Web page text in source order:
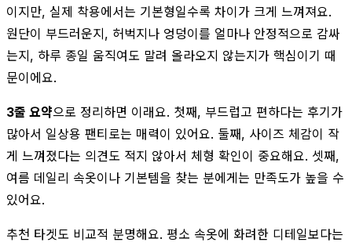
이지만, 실제 착용에서는 기본형일수록 차이가 크게 느껴져요.
원단이 부드러운지, 허벅지나 엉덩이를 얼마나 안정적으로 감싸
는지, 하루 종일 움직여도 말려 올라오지 않는지가 핵심이기 때
문이에요.
3줄 요약으로 정리하면 이래요. 첫째, 부드럽고 편하다는 후기가
많아서 일상용 팬티로는 매력이 있어요. 둘째, 사이즈 체감이 작
게 느껴졌다는 의견도 적지 않아서 체형 확인이 중요해요. 셋째,
여름 데일리 속옷이나 기본템을 찾는 분에게는 만족도가 높을 수
있어요.
추천 타겟도 비교적 분명해요. 평소 속옷에 화려한 디테일보다는